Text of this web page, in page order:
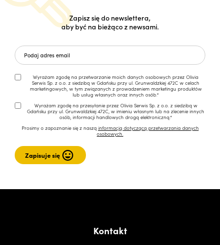
Zapisz się do newslettera,
aby być na bieżąco z newsami.
Wyrażam zgodę na przetwarzanie moich danych osobowych przez Olivia
Serwis Sp. z o.o. z siedzibą w Gdańsku przy ul. Grunwaldzkiej 472C w celach
marketingowych, w tym związanych z prowadzeniem marketingu produktów
lub usług własnych oraz innych osób.*
Wyrażam zgodę na przesyłanie przez Olivia Serwis Sp. z o.o. z siedzibą w
Gdańsku przy ul. Grunwaldzkiej 472C, w imieniu własnym lub na zlecenie innych
osób, informacji handlowych drogą elektroniczną.*
Prosimy o zapoznanie się z naszą informacją dotyczącą przetwarzania danych
osobowych.
Kontakt